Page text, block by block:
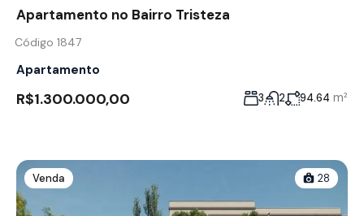
Apartamento no Bairro Tristeza
Código 1847
Apartamento
R$1.300.000,00 3 2 94.64 m²
Venda 28